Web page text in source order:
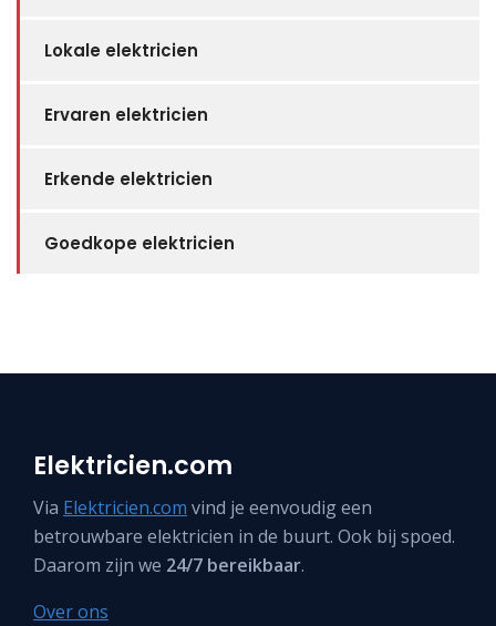
Lokale elektricien
Ervaren elektricien
Erkende elektricien
Goedkope elektricien
Elektricien.com
Via Elektricien.com vind je eenvoudig een
betrouwbare elektricien in de buurt. Ook bij spoed.
Daarom zijn we 24/7 bereikbaar.
Over ons